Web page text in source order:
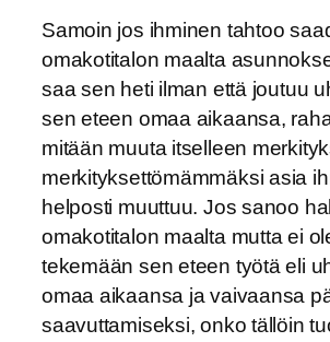
Samoin jos ihminen tahtoo
omakotitalon maalta
saa sen heti ilman että joutuu
sen eteen omaa aikaansa,
mitään muuta itselleen
merkityksettömämmäksi asia
helposti muuttuu. Jos sanoo
omakotitalon maalta mutta ei
tekemään sen eteen työtä eli
omaa aikaansa ja vaivaansa
saavuttamiseksi, onko tällöin